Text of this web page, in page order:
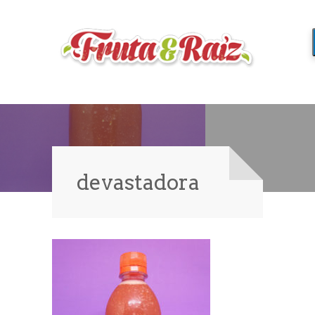
devastadora